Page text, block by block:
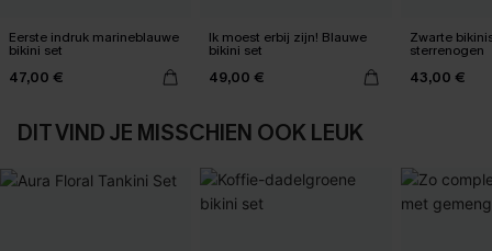
Eerste indruk marineblauwe
bikini set
47,00 €
Ik moest erbij zijn! Blauwe
bikini set
49,00 €
Zwarte
sterrenogen
43,00 €
DIT VIND JE MISSCHIEN OOK LEUK